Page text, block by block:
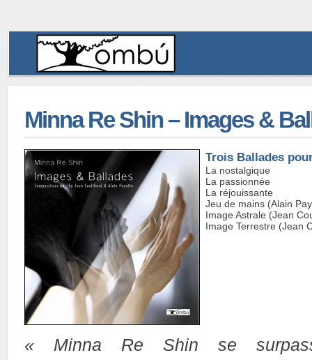
Minna Re Shin – Images &
Trois Ballades
La nostalgique
La passionnée
La réjouissante
Jeu de mains (Alain
Image Astrale (Jean
Image Terrestre (Jean
« Minna Re Shin se